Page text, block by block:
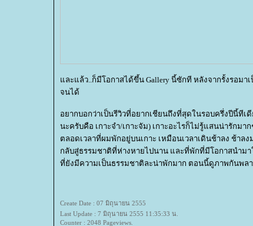
ละแล้ว..ก็มีโอกาสได้ขึ้น Gallery นี้ซักที หลังจากรั้งรอม
จนได้
อยากบอกว่าเป็นรีวิวที่อยากเชียนถึงที่สุดในรอบครึ่งปีนี้ทีเ
นะครับคือ เกาะจำ/เกาะจัม) เกาะอะไรก็ไม่รู้แสนน่ารัก
ตลอดเวลาที่ผมพักอยู่บนเกาะ เหมือนเวลาเดินช้าลง ช้า
กลับสู่ธรรมชาติที่ห่างหายไปนาน และที่พักที่มีโอกาสนำมา
ที่ยังมีความเป็นธรรมชาติละน่าพักมาก ตอนนี้ดูภาพกันพลา
Create Date : 07 มิถุนายน 2555
Last Update : 7 มิถุนายน 2555 11:35:33 น.
Counter : 2048 Pageviews.